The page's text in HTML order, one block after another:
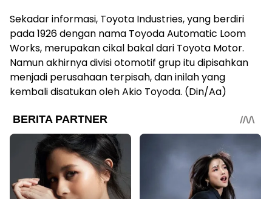
Sekadar informasi, Toyota Industries, yang berdiri
pada 1926 dengan nama Toyoda Automatic Loom
Works, merupakan cikal bakal dari Toyota Motor.
Namun akhirnya divisi otomotif grup itu dipisahkan
menjadi perusahaan terpisah, dan inilah yang
kembali disatukan oleh Akio Toyoda. (Din/Aa)